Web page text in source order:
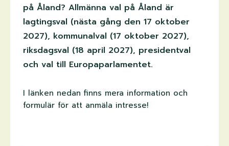
på Åland? Allmänna val på Åland är
lagtingsval (nästa gång den 17 oktober
2027), kommunalval (17 oktober 2027),
riksdagsval (18 april 2027), presidentval
och val till Europaparlamentet.
I länken nedan finns mera information och
formulär för att anmäla intresse!